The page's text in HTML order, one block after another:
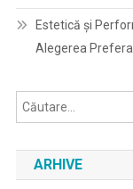
Estetică și
Alegerea
ARHIVE